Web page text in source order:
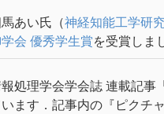
あい氏（神経知能工学研
会 優秀学生賞を受賞しま
処理学会学会誌 連載記事
ます．記事内の『ピクチ